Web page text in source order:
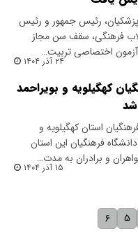
پزشکیان، رئیس جمهور و رئیس
فرهنگی، سقف سن مجاز
آزمون اختصاصی تربیت…
۲۴ آذر ۱۴۰۴
کهگیلویه و بویراحمد
استان کهگیلویه و
فرهنگیان این استان
و برادران به مدت…
۱۵ آذر ۱۴۰۴
۵ ۶